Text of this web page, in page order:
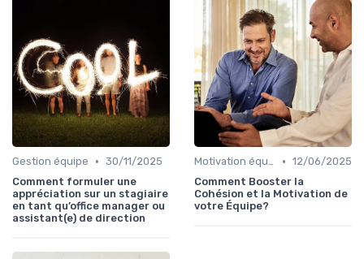
Gestion équipe • 30/11/2025
Comment formuler une
appréciation sur un stagiaire
en tant qu’office manager ou
assistant(e) de direction
Motivation équipe • 12/06/2025
Comment Booster la
Cohésion et la Motivation de
votre Équipe?